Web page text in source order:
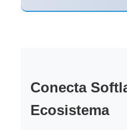
Conecta
Ecosistema